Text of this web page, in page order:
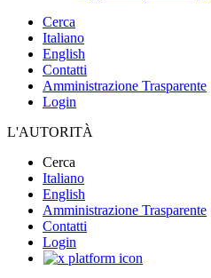
Cerca
Italiano
English
Contatti
Amministrazione Trasparente
Login
L'AUTORITÀ
Cerca
Italiano
English
Amministrazione Trasparente
Contatti
Login